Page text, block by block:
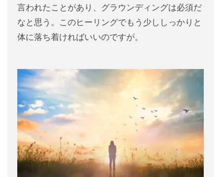
言われたことがあり、グラウンディングは必須だ
なと思う。このヒーリングでもう少ししっかりと
体に落ち着ければいいのですが。